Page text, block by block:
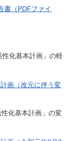
書（PDFファイ
化基本計画」の軽
画（改元に伴う変
化基本計画」の変